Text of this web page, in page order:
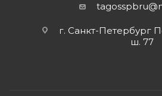
г. Санкт-Петербург
ш. 77